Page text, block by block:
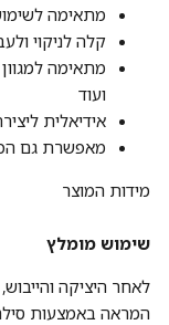
מתאימה
קלה לניקוי
מתאימה
ועוד
אידיאלית
מאפשרת גם
מידות המוצר
שימוש מומלץ
לאחר היציקה
המראה באמצעות